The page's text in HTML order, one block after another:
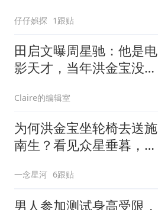
仔仔娯探 1跟贴
田启文曝周星驰：他是电
影天才，当年洪金宝没跟
Claire的编辑室
为何洪金宝坐轮椅去送施
南生？看见众星垂暮，才
一念星河 6跟贴
男人参加测试身高受限，